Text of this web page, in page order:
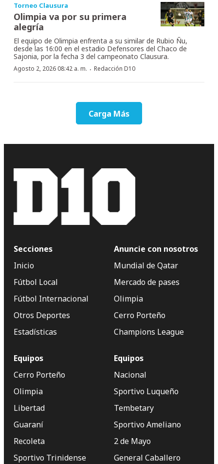
Torneo Clausura
Olimpia va por su primera
alegría
El equipo de Olimpia enfrenta a su similar de Rubio Ñu,
desde las 16:00 en el estadio Defensores del Chaco de
Sajonia, por la fecha 3 del campeonato Clausura.
Agosto 2, 2026 08:42 a. m. · Redacción D10
Carga Más
Secciones
Inicio
Fútbol Local
Fútbol Internacional
Otros Deportes
Estadísticas
Anuncie con nosotros
Mundial de Qatar
Mercado de pases
Olimpia
Cerro Porteño
Champions League
Equipos
Cerro Porteño
Olimpia
Libertad
Guaraní
Recoleta
Sportivo Trinidense
Equipos
Nacional
Sportivo Luqueño
Tembetary
Sportivo Ameliano
2 de Mayo
General Caballero